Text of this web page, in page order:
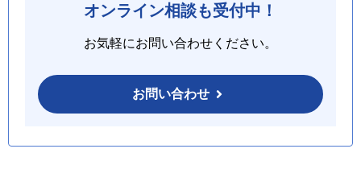
オンライン相談も受付中！
お気軽にお問い合わせください。
お問い合わせ